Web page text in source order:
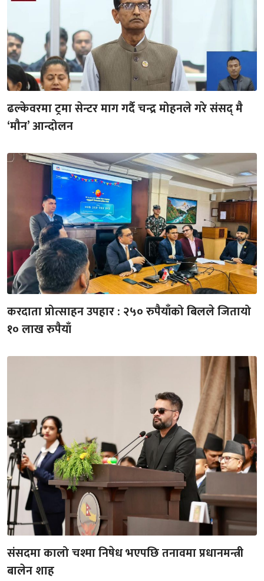
ढल्केवरमा ट्रमा सेन्टर माग गर्दै चन्द्र मोहनले गरे संसद् मै
‘मौन’ आन्दोलन
करदाता प्रोत्साहन उपहार : २५० रुपैयाँको बिलले जितायो
१० लाख रुपैयाँ
संसदमा कालो चश्मा निषेध भएपछि तनावमा प्रधानमन्त्री
बालेन शाह